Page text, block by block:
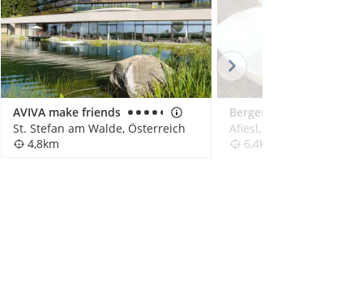
AVIVA make friends
St. Stefan am Walde, Österreich
4,8km
Afiesl, Österreich
6,4km